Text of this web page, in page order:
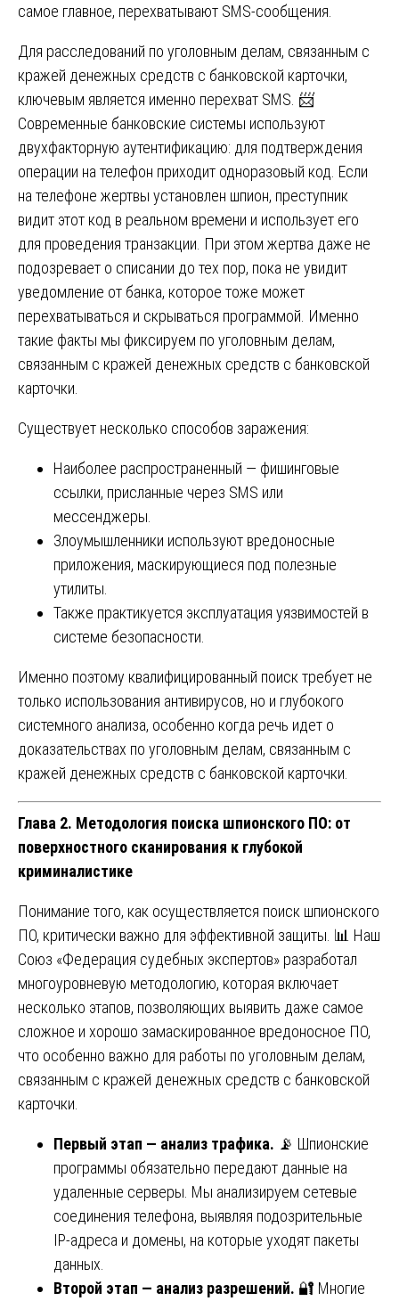
самое главное, перехватывают SMS-сообщения.
Для расследований по уголовным делам, связанным с
кражей денежных средств с банковской карточки,
ключевым является именно перехват SMS. 📨
Современные банковские системы используют
двухфакторную аутентификацию: для подтверждения
операции на телефон приходит одноразовый код. Если
на телефоне жертвы установлен шпион, преступник
видит этот код в реальном времени и использует его
для проведения транзакции. При этом жертва даже не
подозревает о списании до тех пор, пока не увидит
уведомление от банка, которое тоже может
перехватываться и скрываться программой. Именно
такие факты мы фиксируем по уголовным делам,
связанным с кражей денежных средств с банковской
карточки.
Существует несколько способов заражения:
Наиболее распространенный — фишинговые
ссылки, присланные через SMS или
мессенджеры.
Злоумышленники используют вредоносные
приложения, маскирующиеся под полезные
утилиты.
Также практикуется эксплуатация уязвимостей в
системе безопасности.
Именно поэтому квалифицированный поиск требует не
только использования антивирусов, но и глубокого
системного анализа, особенно когда речь идет о
доказательствах по уголовным делам, связанным с
кражей денежных средств с банковской карточки.
Глава 2. Методология поиска шпионского ПО: от
поверхностного сканирования к глубокой
криминалистике
Понимание того, как осуществляется поиск шпионского
ПО, критически важно для эффективной защиты. 📊 Наш
Союз «Федерация судебных экспертов» разработал
многоуровневую методологию, которая включает
несколько этапов, позволяющих выявить даже самое
сложное и хорошо замаскированное вредоносное ПО,
что особенно важно для работы по уголовным делам,
связанным с кражей денежных средств с банковской
карточки.
Первый этап — анализ трафика. 📡 Шпионские
программы обязательно передают данные на
удаленные серверы. Мы анализируем сетевые
соединения телефона, выявляя подозрительные
IP-адреса и домены, на которые уходят пакеты
данных.
Второй этап — анализ разрешений. 🔐 Многие